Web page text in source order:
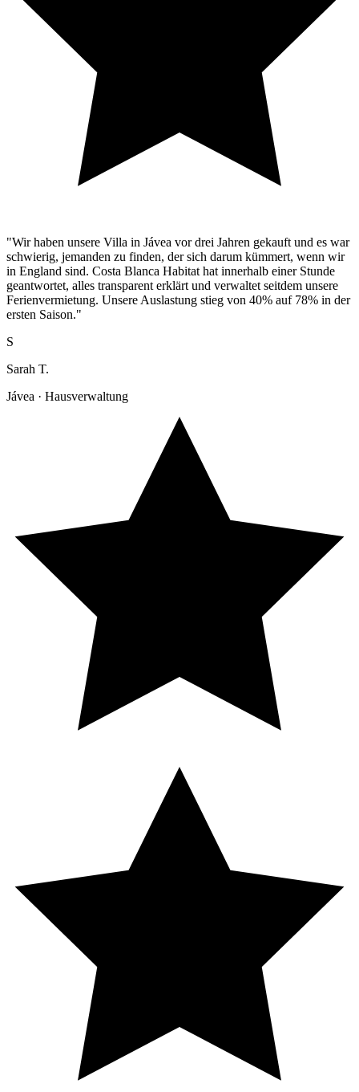
"Wir haben unsere Villa in Jávea vor drei Jahren gekauft und es war
schwierig, jemanden zu finden, der sich darum kümmert, wenn wir
in England sind. Costa Blanca Habitat hat innerhalb einer Stunde
geantwortet, alles transparent erklärt und verwaltet seitdem unsere
Ferienvermietung. Unsere Auslastung stieg von 40% auf 78% in der
ersten Saison."
S
Sarah T.
Jávea · Hausverwaltung